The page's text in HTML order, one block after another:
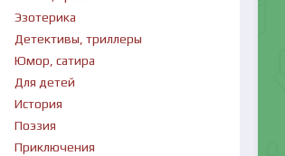
Эзотерика
Детективы, триллеры
Юмор, сатира
Для детей
История
Поэзия
Приключения